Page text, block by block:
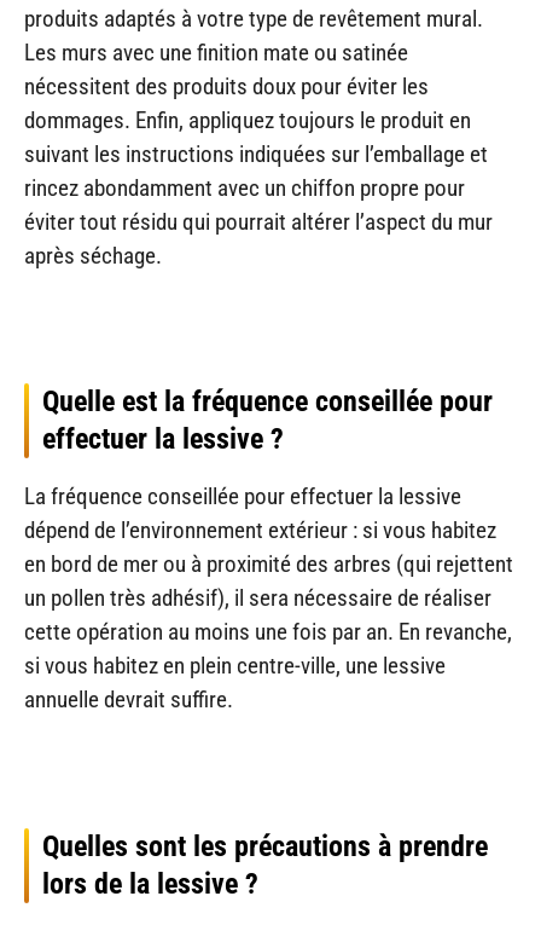
produits adaptés à votre type de revêtement mural.
Les murs avec une finition mate ou satinée
nécessitent des produits doux pour éviter les
dommages. Enfin, appliquez toujours le produit en
suivant les instructions indiquées sur l’emballage et
rincez abondamment avec un chiffon propre pour
éviter tout résidu qui pourrait altérer l’aspect du mur
après séchage.
Quelle est la fréquence conseillée pour
effectuer la lessive ?
La fréquence conseillée pour effectuer la lessive
dépend de l’environnement extérieur : si vous habitez
en bord de mer ou à proximité des arbres (qui rejettent
un pollen très adhésif), il sera nécessaire de réaliser
cette opération au moins une fois par an. En revanche,
si vous habitez en plein centre-ville, une lessive
annuelle devrait suffire.
Quelles sont les précautions à prendre
lors de la lessive ?